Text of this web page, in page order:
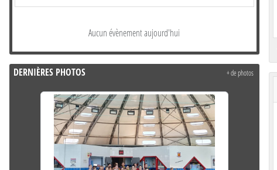
Aucun évènement aujourd'hui
DERNIÈRES PHOTOS + de photos